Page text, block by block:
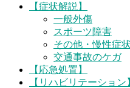
【症状解説】
一般外傷
スポーツ障害
その他・慢性症状
交通事故のケガ
【応急処置】
【リハビリテーション